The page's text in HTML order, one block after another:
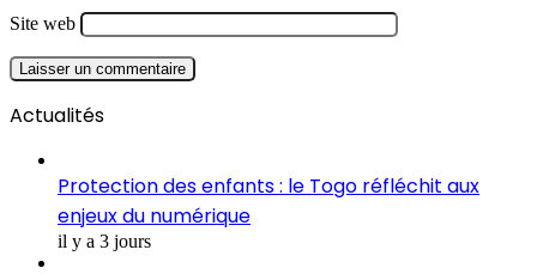
Site web
Actualités
Protection des enfants : le Togo réfléchit aux
enjeux du numérique
il y a 3 jours